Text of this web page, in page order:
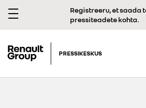
Registreeru, et saada
pressiteadete kohta.
PRESSIKESKUS